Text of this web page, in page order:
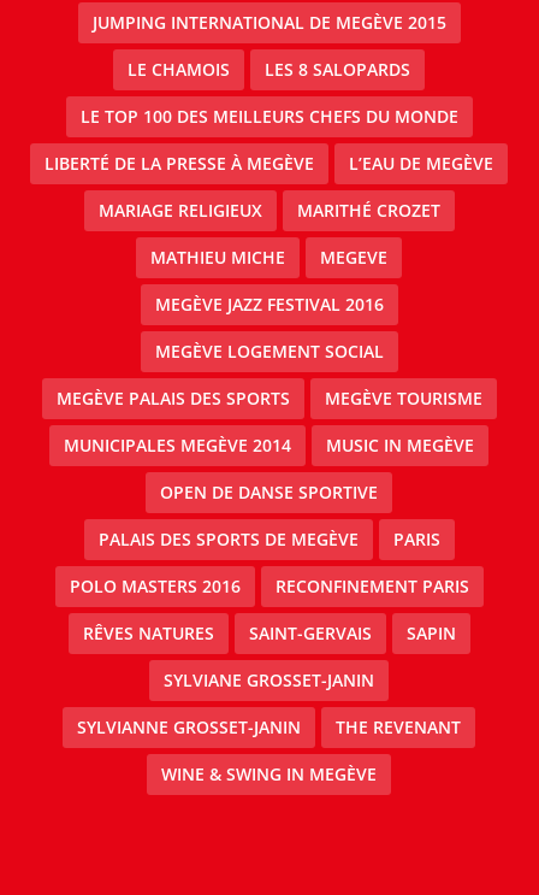
JUMPING INTERNATIONAL DE MEGÈVE 2015
LE CHAMOIS LES 8 SALOPARDS
LE TOP 100 DES MEILLEURS CHEFS DU MONDE
LIBERTÉ DE LA PRESSE À MEGÈVE L’EAU DE MEGÈVE
MARIAGE RELIGIEUX MARITHÉ CROZET
MATHIEU MICHE MEGEVE
MEGÈVE JAZZ FESTIVAL 2016
MEGÈVE LOGEMENT SOCIAL
MEGÈVE PALAIS DES SPORTS MEGÈVE TOURISME
MUNICIPALES MEGÈVE 2014 MUSIC IN MEGÈVE
OPEN DE DANSE SPORTIVE
PALAIS DES SPORTS DE MEGÈVE PARIS
POLO MASTERS 2016 RECONFINEMENT PARIS
RÊVES NATURES SAINT-GERVAIS SAPIN
SYLVIANE GROSSET-JANIN
SYLVIANNE GROSSET-JANIN THE REVENANT
WINE & SWING IN MEGÈVE